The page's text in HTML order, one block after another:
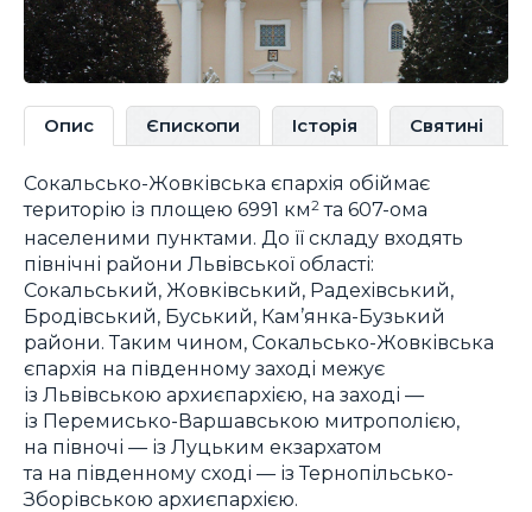
Опис Єпископи Історія Святині
Сокальсько-Жовківська єпархія обіймає
територію із площею 6991 км2 та 607-ома
населеними пунктами. До її складу входять
північні райони Львівської області:
Сокальський, Жовківський, Радехівський,
Бродівський, Буський, Кам’янка-Бузький
райони. Таким чином, Сокальсько-Жовківська
єпархія на південному заході межує
із Львівською архиєпархією, на заході —
із Перемисько-Варшавською митрополією,
на півночі — із Луцьким екзархатом
та на південному сході — із Тернопільсько-
Зборівською архиєпархією.